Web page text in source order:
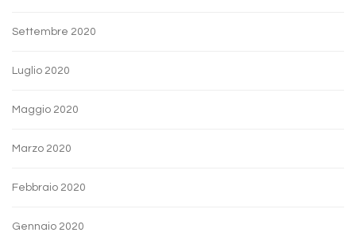
Settembre 2020
Luglio 2020
Maggio 2020
Marzo 2020
Febbraio 2020
Gennaio 2020